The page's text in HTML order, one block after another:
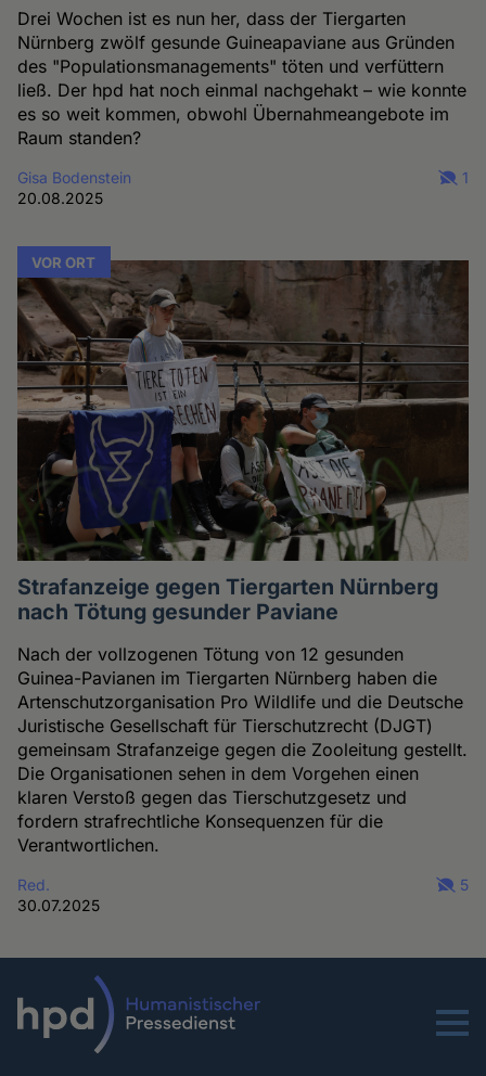
Drei Wochen ist es nun her, dass der Tiergarten
Nürnberg zwölf gesunde Guineapaviane aus Gründen
des "Populationsmanagements" töten und verfüttern
ließ. Der hpd hat noch einmal nachgehakt – wie konnte
es so weit kommen, obwohl Übernahmeangebote im
Raum standen?
Gisa Bodenstein
20.08.2025
1
VOR ORT
Strafanzeige gegen Tiergarten Nürnberg
nach Tötung gesunder Paviane
Nach der vollzogenen Tötung von 12 gesunden
Guinea-Pavianen im Tiergarten Nürnberg haben die
Artenschutzorganisation Pro Wildlife und die Deutsche
Juristische Gesellschaft für Tierschutzrecht (DJGT)
gemeinsam Strafanzeige gegen die Zooleitung gestellt.
Die Organisationen sehen in dem Vorgehen einen
klaren Verstoß gegen das Tierschutzgesetz und
fordern strafrechtliche Konsequenzen für die
Verantwortlichen.
Red.
30.07.2025
5
Menu